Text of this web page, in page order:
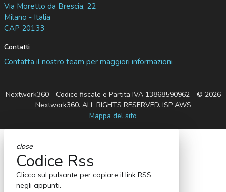
Via Moretto da Brescia, 22
Milano - Italia
CAP 20133
Contatti
Contatta il nostro team per maggiori informazioni
Nextwork360 - Codice fiscale e Partita IVA 13868590962 - © 2026
Nextwork360. ALL RIGHTS RESERVED. ISP AWS
Mappa del sito
close
Codice Rss
Clicca sul pulsante per copiare il link RSS
negli appunti.